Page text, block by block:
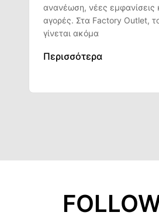
ανανέωση, νέες εμφανίσεις
αγορές. Στα Factory Outlet,
γίνεται ακόμα
Περισσότερα